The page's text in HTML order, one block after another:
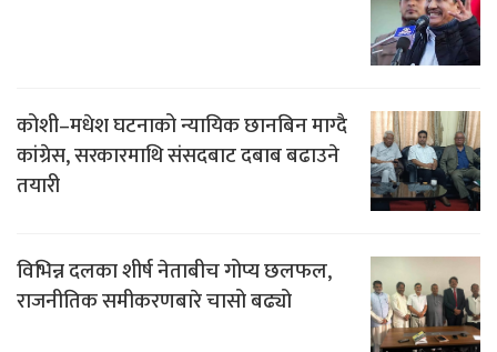
कोशी–मधेश घटनाको न्यायिक छानबिन माग्दै
कांग्रेस, सरकारमाथि संसदबाट दबाब बढाउने
तयारी
विभिन्न दलका शीर्ष नेताबीच गोप्य छलफल,
राजनीतिक समीकरणबारे चासो बढ्यो